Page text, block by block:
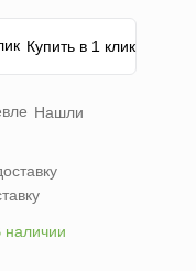
Купить в 1 клик
Нашли
наличии